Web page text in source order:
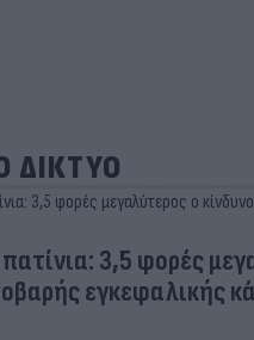
ΔΙΚΤΥΟ
3,5 φορές
εγκεφαλικής